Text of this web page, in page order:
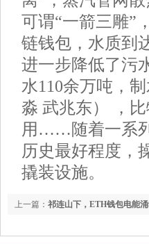
可谓“一箭三雕”
链钱包，水质到
进一步降低了污
水110余万吨，
淼 武兆东） ，
用……随着一系
历史最好程度，
撬装设施。
上一篇： 祁连山下，ETH钱包电能